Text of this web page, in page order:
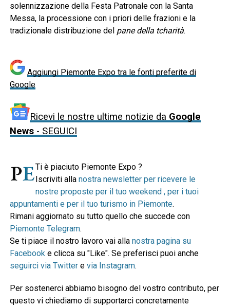
solennizzazione della Festa Patronale con la Santa
Messa, la processione con i priori delle frazioni e la
tradizionale distribuzione del pane della tcharità.
Aggiungi Piemonte Expo tra le fonti preferite di
Google
Ricevi le nostre ultime notizie da Google
News- SEGUICI
Ti è piaciuto Piemonte Expo ?
Iscriviti alla nostra newsletter per ricevere le
nostre proposte per il tuo weekend , per i tuoi
appuntamenti e per il tuo turismo in Piemonte.
Rimani aggiornato su tutto quello che succede con
Piemonte Telegram.
Se ti piace il nostro lavoro vai alla nostra pagina su
Facebook e clicca su "Like". Se preferisci puoi anche
seguirci via Twittere via Instagram.
Per sostenerci abbiamo bisogno del vostro contributo, per
questo vi chiediamo di supportarci concretamente